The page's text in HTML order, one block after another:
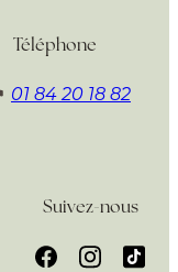
Téléphone
01 84 20 18 82
Suivez-nous